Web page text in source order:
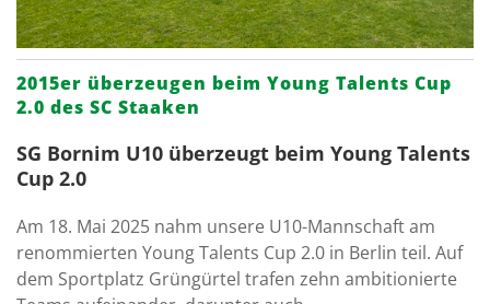
2015er überzeugen beim Young Talents Cup
2.0 des SC Staaken
SG Bornim U10 überzeugt beim Young Talents
Cup 2.0
Am 18. Mai 2025 nahm unsere U10-Mannschaft am
renommierten Young Talents Cup 2.0 in Berlin teil. Auf
dem Sportplatz Grüngürtel trafen zehn ambitionierte